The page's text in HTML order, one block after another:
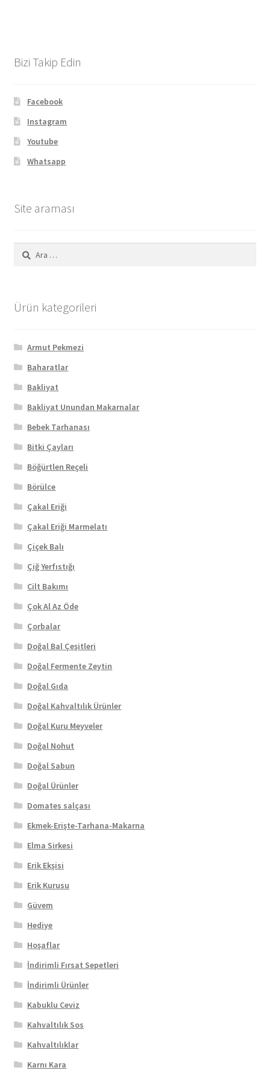
Bizi Takip Edin
Facebook
Instagram
Youtube
Whatsapp
Site araması
Arama:
Ürün kategorileri
Armut Pekmezi
Baharatlar
Bakliyat
Bakliyat Unundan Makarnalar
Bebek Tarhanası
Bitki Çayları
Böğürtlen Reçeli
Börülce
Çakal Eriği
Çakal Eriği Marmelatı
Çiçek Balı
Çiğ Yerfıstığı
Cilt Bakımı
Çok Al Az Öde
Çorbalar
Doğal Bal Çeşitleri
Doğal Fermente Zeytin
Doğal Gıda
Doğal Kahvaltılık Ürünler
Doğal Kuru Meyveler
Doğal Nohut
Doğal Sabun
Doğal Ürünler
Domates salçası
Ekmek-Erişte-Tarhana-Makarna
Elma Sirkesi
Erik Ekşisi
Erik Kurusu
Güvem
Hediye
Hoşaflar
İndirimli Fırsat Sepetleri
İndirimli Ürünler
Kabuklu Ceviz
Kahvaltılık Sos
Kahvaltılıklar
Karnı Kara